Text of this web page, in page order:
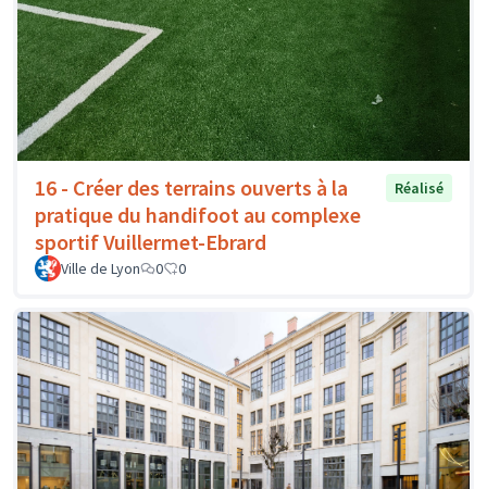
16 - Créer des terrains ouverts à la
pratique du handifoot au complexe
sportif Vuillermet-Ebrard
Réalisé
Ville de Lyon 0 0